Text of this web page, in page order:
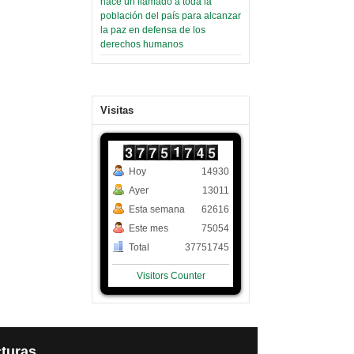
población del país para alcanzar
la paz en defensa de los
derechos humanos
Visitas
Hoy
Ayer
Esta semana
Este mes
Total
14930
13011
62616
75054
37751745
Visitors Counter